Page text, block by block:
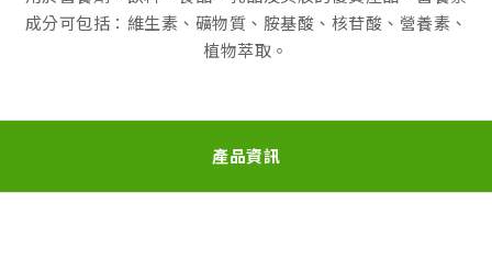
成分可包括：維生素、礦物質、胺基酸、核苷酸、營養素、
植物萃取。
產品資訊